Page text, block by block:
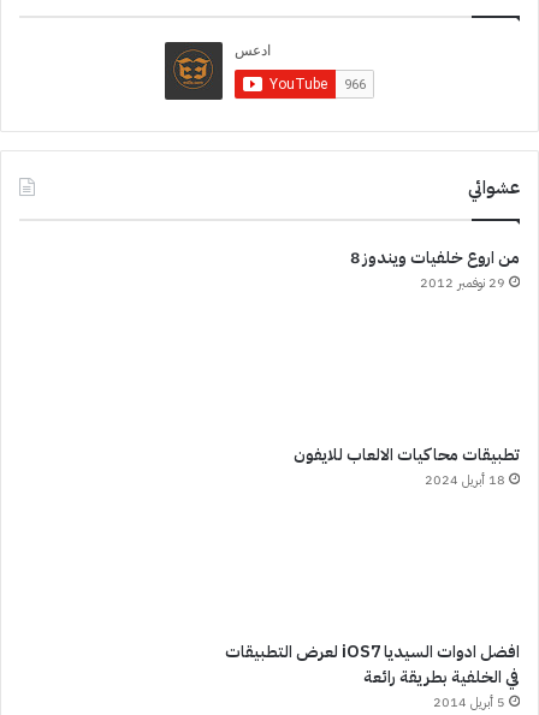
عشوائي
من اروع خلفيات ويندوز 8
29 نوفمبر 2012
تطبيقات محاكيات الالعاب للايفون
18 أبريل 2024
افضل ادوات السيديا iOS7 لعرض التطبيقات
في الخلفية بطريقة رائعة
5 أبريل 2014